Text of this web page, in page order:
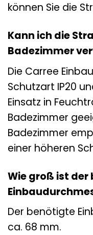
können Sie die
Kann ich die
Badezimmer
Die Carree
Schutzart IP20
Einsatz in
Badezimmer
Badezimmer
einer höheren
Wie groß ist
Der benötigte
ca. 68 mm.